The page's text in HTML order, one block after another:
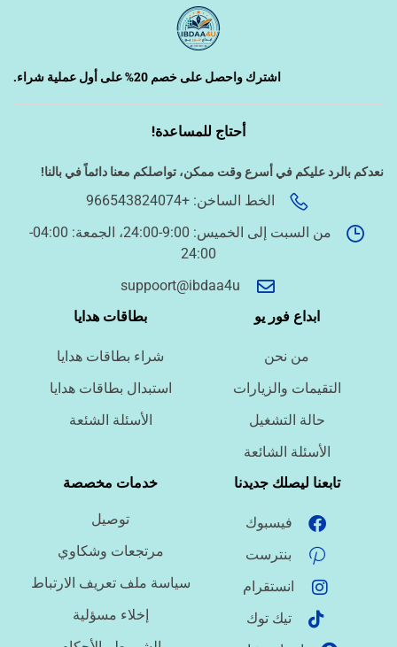
اشترك واحصل على خصم 20% على أول عملية شراء.
أحتاج للمساعدة!
نعدكم بالرد عليكم في أسرع وقت ممكن، تواصلكم معنا دائماً في بالنا!
الخط الساخن: +966543824074
من السبت إلى الخميس: 9:00-24:00، الجمعة: 04:00-
24:00
suppoort@ibdaa4u
ابداع فور يو
من نحن
التقيمات والزيارات
حالة التشغيل
الأسئلة الشائعة
بطاقات هدايا
شراء بطاقات هدايا
استبدال بطاقات هدايا
الأسئلة الشئعة
تابعنا ليصلك جديدنا
فيسبوك
بنترست
انستقرام
تيك توك
خدمات مخصصة
توصيل
مرتجعات وشكاوي
سياسة ملف تعريف الارتباط
إخلاء مسؤلية
دراسة الجدوى وخطط المشاريع
الخدمات الإلكترونية الحكومية
ما نوع الملف؟
ما درجة الاستعجال؟
هل تحتاج تنسيقًا أو توثيق مراجع؟